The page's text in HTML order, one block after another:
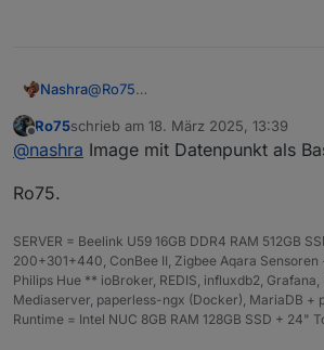
Nashra@Ro75
Welches Widget hast Du in der VIS
Offline
Ro75schrieb am 18. März 2025, 13:39
zuletzt editiert von
@nashra Image mit Datenpunkt als
Ro75.
SERVER = Beelink U59 16GB DDR4 RAM 512GB
200+301+440, ConBee II, Zigbee Aqara Sensoren
Philips Hue ** ioBroker, REDIS, influxdb2,
Mediaserver, paperless-ngx (Docker), MariaDB +
Runtime = Intel NUC 8GB RAM 128GB SSD + 24"